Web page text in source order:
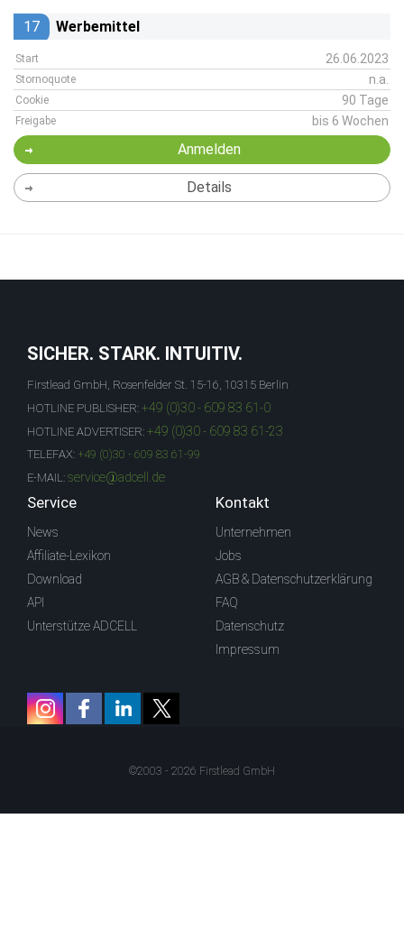
17 Werbemittel
Start 26.06.2023
Stornoquote n.a.
Cookie 90 Tage
Freigabe bis 6 Wochen
Anmelden
Details
SICHER. STARK. INTUITIV.
Firstlead GmbH, Rosenfelder St. 15-16, 10315 Berlin
HOTLINE PUBLISHER: +49 (0)30 - 609 83 61-0
HOTLINE ADVERTISER: +49 (0)30 - 609 83 61-23
TELEFAX: +49 (0)30 - 609 83 61-99
E-MAIL: service@adcell.de
Service
News
Affiliate-Lexikon
Download
API
Unterstütze ADCELL
Kontakt
Unternehmen
Jobs
AGB & Datenschutzerklärung
FAQ
Datenschutz
Impressum
©2003 - 2026 Firstlead GmbH